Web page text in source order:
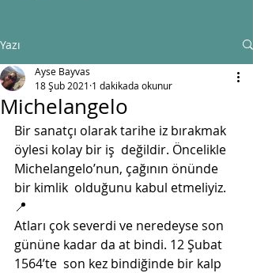
Yazı
Michelangelo
Ayse Bayvas
18 Şub 2021 1 dakikada okunur
Bir sanatçı olarak tarihe iz bırakmak
öylesi kolay bir iş  değildir. Öncelikle
Michelangelo’nun, çağının önünde
bir kimlik  olduğunu kabul etmeliyiz.
📍
Atları çok severdi ve neredeyse son
gününe kadar da at bindi. 12 Şubat
1564’te  son kez bindiğinde bir kalp